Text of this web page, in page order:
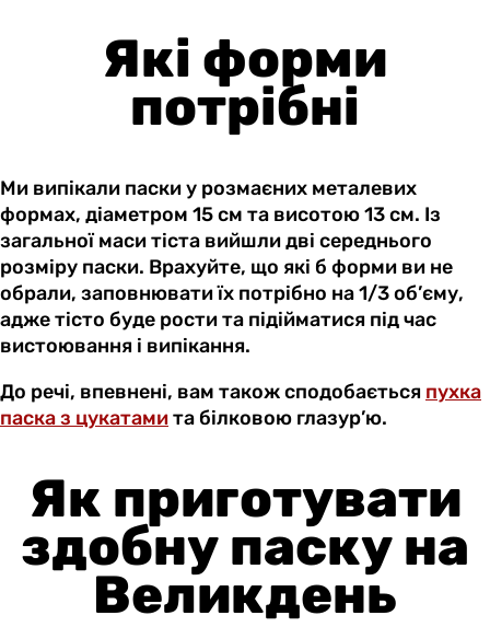
Які форми
потрібні
Ми випікали паски у розмаєних металевих
формах, діаметром 15 см та висотою 13 см. Із
загальної маси тіста вийшли дві середнього
розміру паски. Врахуйте, що які б форми ви не
обрали, заповнювати їх потрібно на 1/3 об’єму,
адже тісто буде рости та підійматися під час
вистоювання і випікання.
До речі, впевнені, вам також сподобається пухка
паска з цукатамита білковою глазур’ю.
Як приготувати
здобну паску на
Великдень